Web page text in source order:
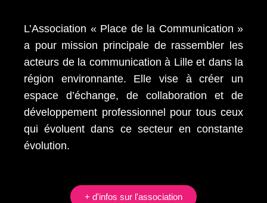
L’Association « Place de la Communication »
a pour mission principale de rassembler les
acteurs de la communication à Lille et dans la
région environnante. Elle vise à créer un
espace d’échange, de collaboration et de
développement professionnel pour tous ceux
qui évoluent dans ce secteur en constante
évolution.
+ d'infos sur l'association